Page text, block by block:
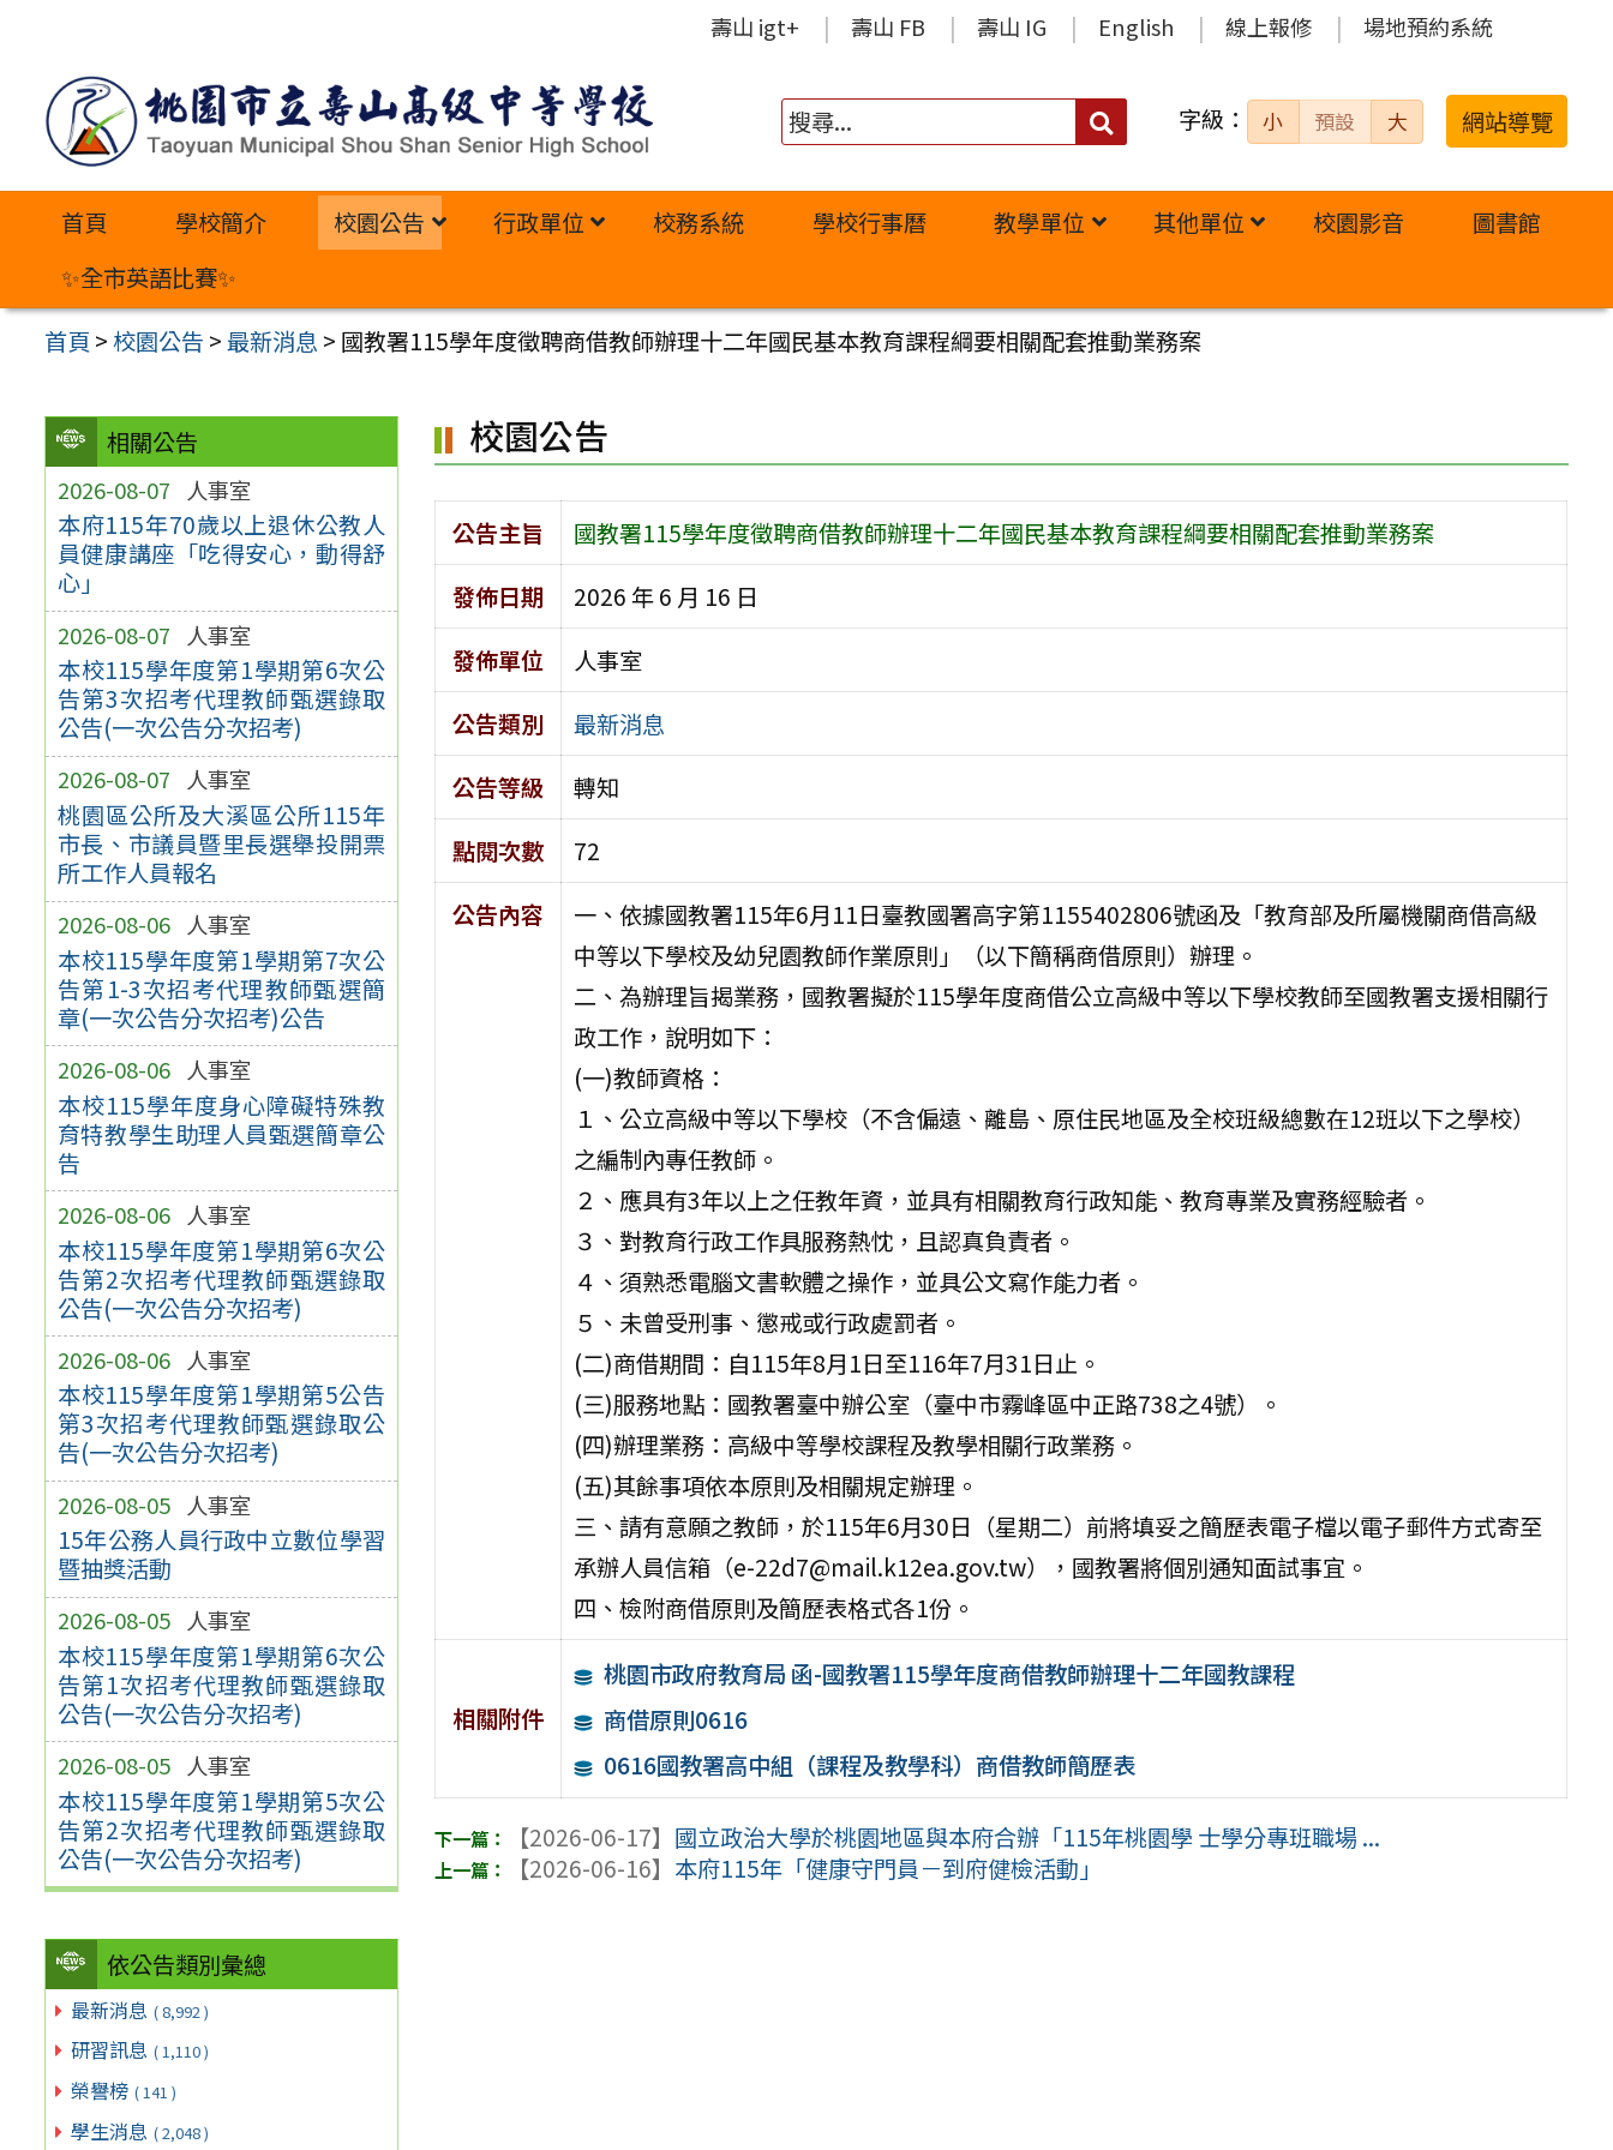
內
壽山 igt+ 壽山 FB 壽山 IG English 線上報修 場地預約系統
搜
字級： 小 預設 大 網站導覽
首頁 學校簡介 校園公告 行政單位 校務系統 學校行事曆 教學單位 其他單位 校園影音
圖書館
✨全市英語比賽✨
首頁 >校園公告 >最新消息 > 國教署115學年度徵聘商借教師辦理十二年國民基本教育課程綱要相關配套推動業務案
相關公告
2026-08-07 人事室
本府115年70歲以上退休公教人
員健康講座「吃得安心，動得舒
心」
2026-08-07 人事室
本校115學年度第1學期第6次公
告第3次招考代理教師甄選錄取
公告(一次公告分次招考)
2026-08-07 人事室
桃園區公所及大溪區公所115年
市長、市議員暨里長選舉投開票
所工作人員報名
2026-08-06 人事室
本校115學年度第1學期第7次公
告第1-3次招考代理教師甄選簡
章(一次公告分次招考)公告
2026-08-06 人事室
本校115學年度身心障礙特殊教
育特教學生助理人員甄選簡章公
告
2026-08-06 人事室
本校115學年度第1學期第6次公
告第2次招考代理教師甄選錄取
公告(一次公告分次招考)
2026-08-06 人事室
本校115學年度第1學期第5公告
第3次招考代理教師甄選錄取公
告(一次公告分次招考)
2026-08-05 人事室
15年公務人員行政中立數位學習
暨抽獎活動
2026-08-05 人事室
本校115學年度第1學期第6次公
告第1次招考代理教師甄選錄取
公告(一次公告分次招考)
2026-08-05 人事室
本校115學年度第1學期第5次公
告第2次招考代理教師甄選錄取
公告(一次公告分次招考)
依公告類別彙總
最新消息 ( 8,992 )
研習訊息 ( 1,110 )
榮譽榜 ( 141 )
學生消息 ( 2,048 )
校園公告
公告主旨
國教署115學年度徵聘商借教師辦理十二年國民基本教育課程綱要相關配套推動業務案
發佈日期
2026 年 6 月 16 日
發佈單位
人事室
公告類別
最新消息
公告等級
轉知
點閱次數
72
公告內容
一、依據國教署115年6月11日臺教國署高字第1155402806號函及「教育部及所屬機關商借高級
中等以下學校及幼兒園教師作業原則」（以下簡稱商借原則）辦理。
二、為辦理旨揭業務，國教署擬於115學年度商借公立高級中等以下學校教師至國教署支援相關行
政工作，說明如下：
(一)教師資格：
１、公立高級中等以下學校（不含偏遠、離島、原住民地區及全校班級總數在12班以下之學校）
之編制內專任教師。
２、應具有3年以上之任教年資，並具有相關教育行政知能、教育專業及實務經驗者。
３、對教育行政工作具服務熱忱，且認真負責者。
４、須熟悉電腦文書軟體之操作，並具公文寫作能力者。
５、未曾受刑事、懲戒或行政處罰者。
(二)商借期間：自115年8月1日至116年7月31日止。
(三)服務地點：國教署臺中辦公室（臺中市霧峰區中正路738之4號）。
(四)辦理業務：高級中等學校課程及教學相關行政業務。
(五)其餘事項依本原則及相關規定辦理。
三、請有意願之教師，於115年6月30日（星期二）前將填妥之簡歷表電子檔以電子郵件方式寄至
承辦人員信箱（e-22d7@mail.k12ea.gov.tw），國教署將個別通知面試事宜。
四、檢附商借原則及簡歷表格式各1份。
相關附件
桃園市政府教育局 函-國教署115學年度商借教師辦理十二年國教課程
商借原則0616
0616國教署高中組（課程及教學科）商借教師簡歷表
【2026-06-17】 國立政治大學於桃園地區與本府合辦「115年桃園學 士學分專班職場 ...
【2026-06-16】 本府115年「健康守門員－到府健檢活動」